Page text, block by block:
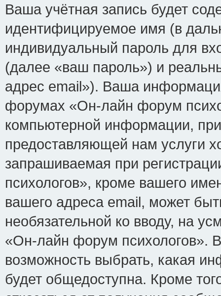
Ваша учётная запись будет
идентифицируемое имя (в
индивидуальный пароль для
(далее «ваш пароль») и
адрес email»). Ваша
форумах «Он-лайн форум
компьютерной информации,
предоставляющей нам услуги
запрашиваемая при
психологов», кроме вашего
вашего адреса email, может
необязательной ко вводу, на
«Он-лайн форум психологов».
возможность выбрать, какая
будет общедоступна. Кроме